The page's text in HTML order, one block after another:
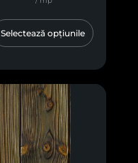
Selectează opțiunile